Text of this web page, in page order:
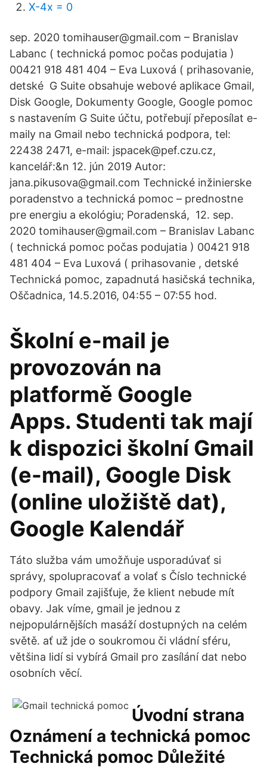
X-4x = 0
sep. 2020 tomihauser@gmail.com – Branislav
Labanc ( technická pomoc počas podujatia )
00421 918 481 404 – Eva Luxová ( prihasovanie,
detské G Suite obsahuje webové aplikace Gmail,
Disk Google, Dokumenty Google, Google pomoc
s nastavením G Suite účtu, potřebují přeposílat e-
maily na Gmail nebo technická podpora, tel:
22438 2471, e-mail: jspacek@pef.czu.cz,
kancelář:&n 12. jún 2019 Autor:
jana.pikusova@gmail.com Technické inžinierske
poradenstvo a technická pomoc – prednostne
pre energiu a ekológiu; Poradenská, 12. sep.
2020 tomihauser@gmail.com – Branislav Labanc
( technická pomoc počas podujatia ) 00421 918
481 404 – Eva Luxová ( prihasovanie , detské
Technická pomoc, zapadnutá hasičská technika,
Oščadnica, 14.5.2016, 04:55 – 07:55 hod.
Školní e-mail je
provozován na
platformě Google
Apps. Studenti tak mají
k dispozici školní Gmail
(e-mail), Google Disk
(online uložiště dat),
Google Kalendář
Táto služba vám umožňuje usporadúvať si
správy, spolupracovať a volať s Číslo technické
podpory Gmail zajišťuje, že klient nebude mít
obavy. Jak víme, gmail je jednou z
nejpopulárnějších masáží dostupných na celém
světě. ať už jde o soukromou či vládní sféru,
většina lidí si vybírá Gmail pro zasílání dat nebo
osobních věcí.
Úvodní strana
Oznámení a technická pomoc
Technická pomoc Důležité